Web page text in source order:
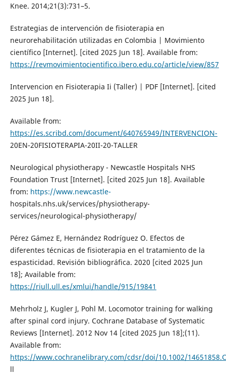
Knee. 2014;21(3):731–5.
Estrategias de intervención de fisioterapia en
neurorehabilitación utilizadas en Colombia | Movimiento
científico [Internet]. [cited 2025 Jun 18]. Available from:
https://revmovimientocientifico.ibero.edu.co/article/view/857
Intervencion en Fisioterapia Ii (Taller) | PDF [Internet]. [cited
2025 Jun 18].
Available from:
https://es.scribd.com/document/640765949/INTERVENCION-
20EN-20FISIOTERAPIA-20II-20-TALLER
Neurological physiotherapy - Newcastle Hospitals NHS
Foundation Trust [Internet]. [cited 2025 Jun 18]. Available
from: https://www.newcastle-
hospitals.nhs.uk/services/physiotherapy-
services/neurological-physiotherapy/
Pérez Gámez E, Hernández Rodríguez O. Efectos de
diferentes técnicas de fisioterapia en el tratamiento de la
espasticidad. Revisión bibliográfica. 2020 [cited 2025 Jun
18]; Available from:
https://riull.ull.es/xmlui/handle/915/19841
Mehrholz J, Kugler J, Pohl M. Locomotor training for walking
after spinal cord injury. Cochrane Database of Systematic
Reviews [Internet]. 2012 Nov 14 [cited 2025 Jun 18];(11).
Available from:
https://www.cochranelibrary.com/cdsr/doi/10.1002/
ll